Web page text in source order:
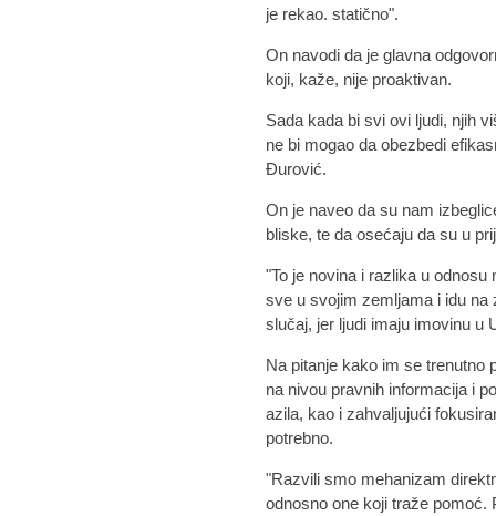
je rekao. statično".
On navodi da je glavna
koji, kaže, nije proaktivan.
Sada kada bi svi ovi ljudi, njih
ne bi mogao da obezbedi
Đurović.
On je naveo da su nam
bliske, te da osećaju da su u
"To je novina i razlika u
sve u svojim zemljama i idu
slučaj, jer ljudi imaju imovinu u
Na pitanje kako im se trenutno
na nivou pravnih informacija i
azila, kao i zahvaljujući
potrebno.
"Razvili smo mehanizam
odnosno one koji traže